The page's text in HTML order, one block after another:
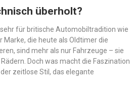
überholt?
für britische Automobiltradition wie
Marke, die heute als Oldtimer die
sind mehr als nur Fahrzeuge – sie
Doch was macht die Faszination
zeitlose Stil, das elegante